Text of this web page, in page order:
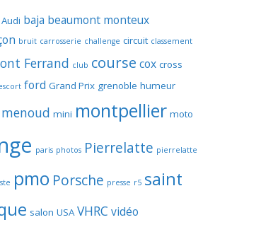
Audi baja beaumont monteux
bruit carrosserie challenge circuit classement
Ferrand club course cox cross
ford Grand Prix grenoble humeur
menoud mini montpellier moto
paris photos Pierrelatte pierrelatte
pmo Porsche presse r5 saint
salon USA VHRC vidéo